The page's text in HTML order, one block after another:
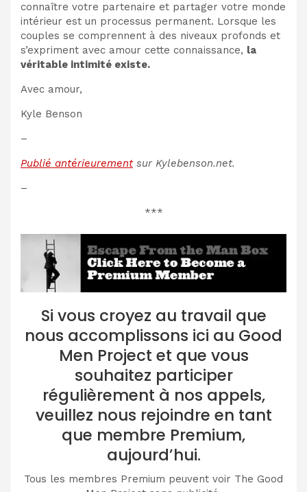
connaître votre partenaire et partager votre monde
intérieur est un processus permanent. Lorsque les
couples se comprennent à des niveaux profonds et
s’expriment avec amour cette connaissance, la
véritable intimité existe.
Avec amour,
Kyle Benson
–
Publié antérieurementsur Kylebenson.net.
–
***
Si vous croyez au travail que
nous accomplissons ici au Good
Men Project et que vous
souhaitez participer
régulièrement à nos appels,
veuillez nous rejoindre en tant
que membre Premium,
aujourd’hui.
Tous les membres Premium peuvent voir The Good